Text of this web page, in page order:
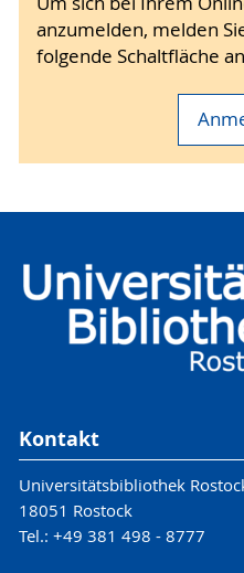
anzumelden, melden
folgende Schaltfläche
Kontakt
Universitätsbibliothek
18051 Rostock
Tel.: +49 381 498 - 8777